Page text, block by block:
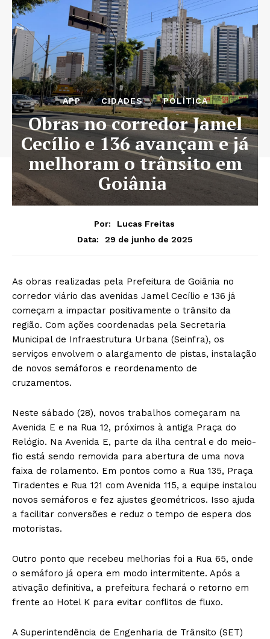
APP CIDADES POLÍTICA
Obras no corredor Jamel
Cecílio e 136 avançam e já
melhoram o trânsito em
Goiânia
Por:
Lucas Freitas
Data:
29 de junho de 2025
As obras realizadas pela Prefeitura de Goiânia no
corredor viário das avenidas Jamel Cecílio e 136 já
começam a impactar positivamente o trânsito da
região. Com ações coordenadas pela Secretaria
Municipal de Infraestrutura Urbana (Seinfra), os
serviços envolvem o alargamento de pistas, instalação
de novos semáforos e reordenamento de
cruzamentos.
Neste sábado (28), novos trabalhos começaram na
Avenida E e na Rua 12, próximos à antiga Praça do
Relógio. Na Avenida E, parte da ilha central e do meio-
fio está sendo removida para abertura de uma nova
faixa de rolamento. Em pontos como a Rua 135, Praça
Tiradentes e Rua 121 com Avenida 115, a equipe instalou
novos semáforos e fez ajustes geométricos. Isso ajuda
a facilitar conversões e reduz o tempo de espera dos
motoristas.
Outro ponto que recebeu melhorias foi a Rua 65, onde
o semáforo já opera em modo intermitente. Após a
ativação definitiva, a prefeitura fechará o retorno em
frente ao Hotel K para evitar conflitos de fluxo.
A Superintendência de Engenharia de Trânsito (SET)